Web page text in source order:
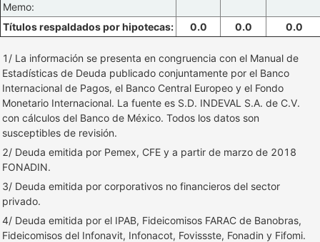
Memo:
Títulos respaldados por hipotecas:
0.0 0.0 0.0
1/ La información se presenta en congruencia con el Manual de
Estadísticas de Deuda publicado conjuntamente por el Banco
Internacional de Pagos, el Banco Central Europeo y el Fondo
Monetario Internacional. La fuente es S.D. INDEVAL S.A. de C.V.
con cálculos del Banco de México. Todos los datos son
susceptibles de revisión.
2/ Deuda emitida por Pemex, CFE y a partir de marzo de 2018
FONADIN.
3/ Deuda emitida por corporativos no financieros del sector
privado.
4/ Deuda emitida por el IPAB, Fideicomisos FARAC de Banobras,
Fideicomisos del Infonavit, Infonacot, Fovissste, Fonadin y Fifomi.